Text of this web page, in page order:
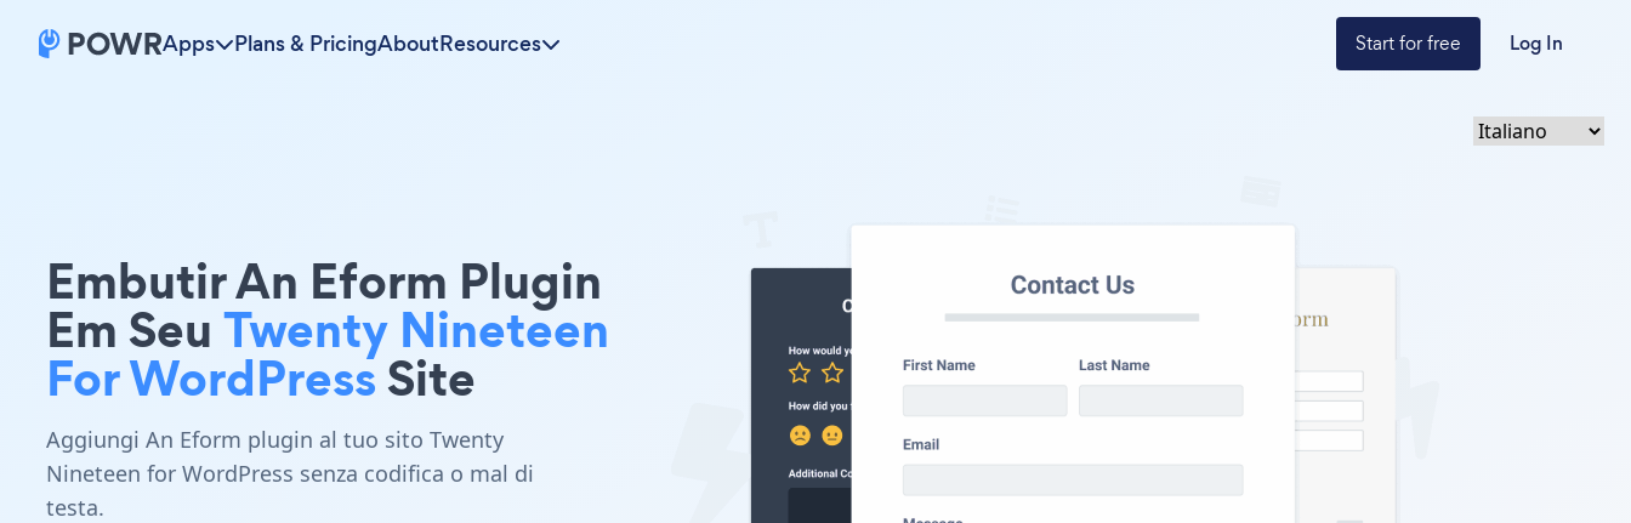
Apps Plans & PricingAboutResources Start for free Log In
Embutir An Eform Plugin
Em SeuTwenty Nineteen
For WordPressSite
Aggiungi An Eform plugin al tuo sito Twenty
Nineteen for WordPress senza codifica o mal di
testa.